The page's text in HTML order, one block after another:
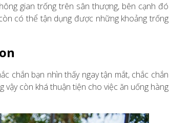
gian trống trên sân thượng, bên cạnh đó
có thể tận dụng được những khoảng trống
chắn bạn nhìn thấy ngay tận mắt, chắc chắn
còn khá thuận tiện cho việc ăn uống hàng